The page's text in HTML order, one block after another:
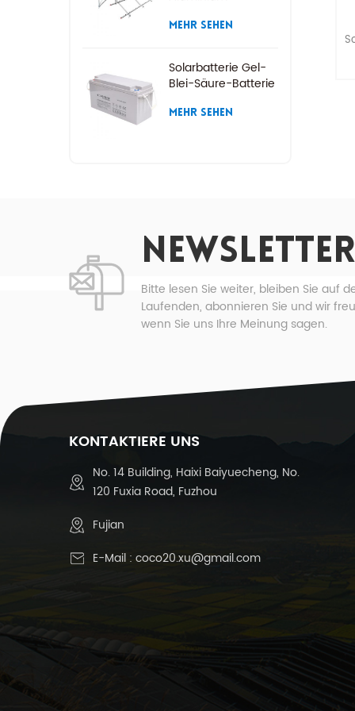
MEHR SEHEN
Solarbatterie Gel-
Blei-Säure-Batterie
MEHR SEHEN
NEWSLETTER
Bitte lesen Sie weiter, bleiben Sie auf
Laufenden, abonnieren Sie und wir
wenn Sie uns Ihre Meinung sagen.
KONTAKTIERE UNS
No. 14 Building, Haixi Baiyuecheng, No.
120 Fuxia Road, Fuzhou
Fujian
E-Mail : coco20.xu@gmail.com